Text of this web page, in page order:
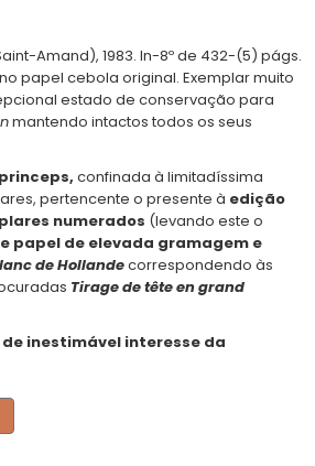
Amand), 1983. In-8º de 432-(5) págs.
papel cebola original. Exemplar muito
estado de conservação para
mantendo intactos todos os seus
confinada à limitadíssima
pertencente o presente à edição
numerados (levando este o
papel de elevada gramagem e
de Hollandecorrespondendo às
Tirage de tête en grand
e de inestimável interesse da